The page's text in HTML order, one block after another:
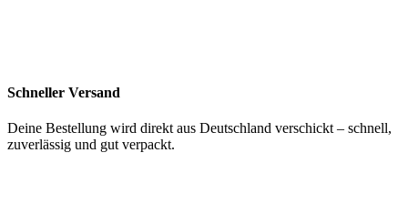
Schneller Versand
Deine Bestellung wird direkt aus Deutschland verschickt – schnell,
zuverlässig und gut verpackt.